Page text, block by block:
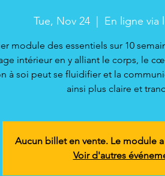
Tue, Nov 24
  |
En ligne via
module des essentiels sur 10
intérieur en y alliant le corps, le
à soi peut se fluidifier et la
ainsi plus claire et
Aucun billet en vente. Le module
Voir d'autres